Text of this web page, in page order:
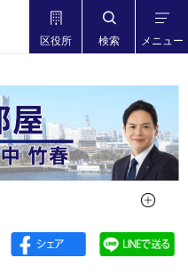
区役所 検索 メニュー
現在位